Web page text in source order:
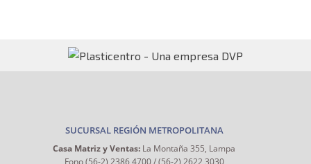
SUCURSAL REGIÓN METROPOLITANA
Casa Matriz y Ventas: La Montaña 355, Lampa
Fono (56-2) 2386 4700 / (56-2) 2622 3030